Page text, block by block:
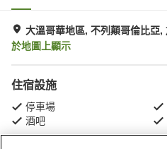
大溫哥華地區, 不列顛哥倫比亞,
於地圖上顯示
住宿設施
停車場
酒吧